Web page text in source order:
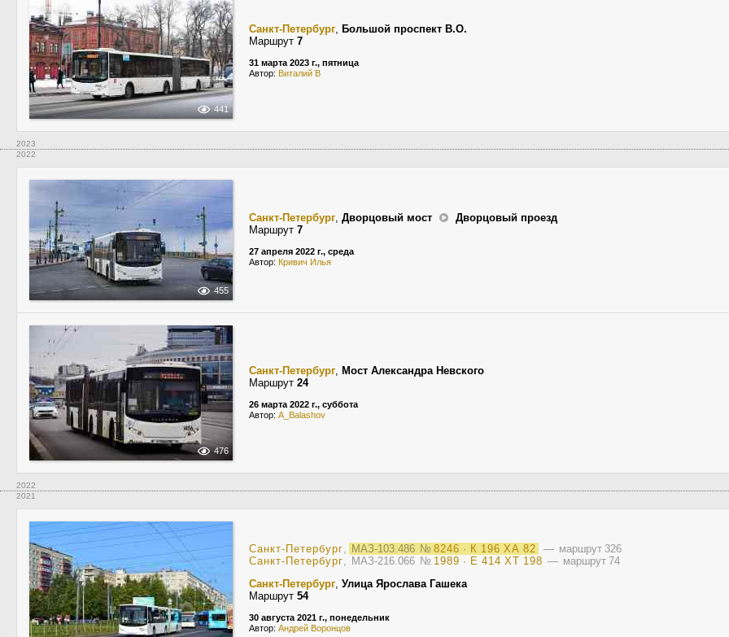
441
Санкт-Петербург, Большой проспект В.О.
Маршрут 7
31 марта 2023 г., пятница
Автор: Виталий В
2023
2022
455
Санкт-Петербург, Дворцовый мост
Дворцовый проезд
Маршрут 7
27 апреля 2022 г., среда
Автор: Кривич Илья
476
Санкт-Петербург, Мост Александра Невского
Маршрут 24
26 марта 2022 г., суббота
Автор: A_Balashov
2022
2021
Санкт-Петербург, МАЗ-103.486 № 8246 · К 196 ХА 82
— маршрут 326
Санкт-Петербург, МАЗ-216.066 № 1989 · Е 414 ХТ 198 — маршрут 74
Санкт-Петербург, Улица Ярослава Гашека
Маршрут 54
30 августа 2021 г., понедельник
Автор: Андрей Воронцов